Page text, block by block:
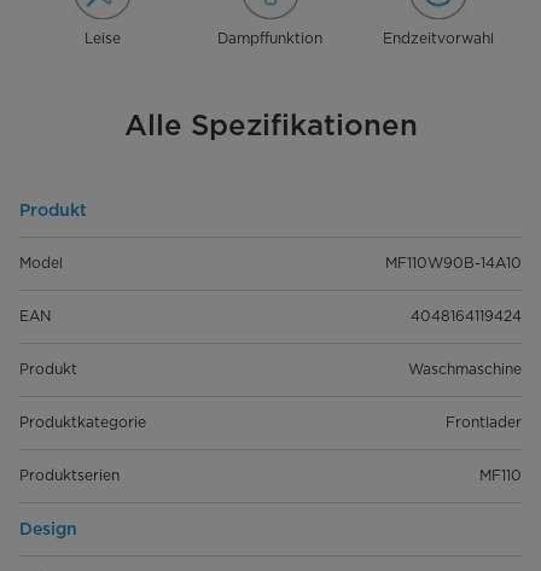
Leise Dampffunktion Endzeitvorwahl
Alle Spezifikationen
Produkt
Model MF110W90B-14A10
EAN 4048164119424
Produkt Waschmaschine
Produktkategorie Frontlader
Produktserien MF110
Design